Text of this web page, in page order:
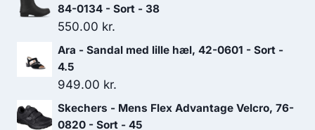
84-0134 - Sort - 38
550.00 kr.
Ara - Sandal med lille hæl, 42-0601 - Sort -
4.5
949.00 kr.
Skechers - Mens Flex Advantage Velcro, 76-
0820 - Sort - 45